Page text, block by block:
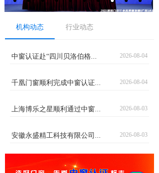
机构动态 行业动态
中窗认证赴“四川贝洛伯格... 2026-08-04
千凰门窗顺利完成中窗认证... 2026-08-04
上海博乐之星顺利通过中窗... 2026-08-03
安徽永盛精工科技有限公司... 2026-08-03